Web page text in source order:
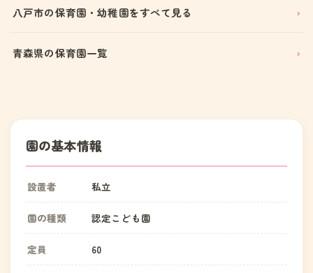
八戸市の保育園・幼稚園をすべて見る
青森県の保育園一覧
園の基本情報
設置者 私立
園の種類 認定こども園
定員 60